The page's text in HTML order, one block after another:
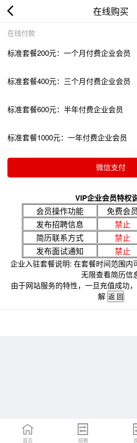
在线购买
在线付款
标准套餐200元：一个月付费企业会员
标准套餐400元：三个月付费企业会员
标准套餐600元：半年付费企业会员
标准套餐1000元：一年付费企业会员
VIP企业会员特权
会员操作功能 免费会员
发布招聘信息
禁止
简历联系方式
禁止
发布面试通知
禁止
企业入驻套餐说明: 在套餐时间范围内
无限查看简历信
由于网站服务的特性，一旦充值成功
解
首页 招聘